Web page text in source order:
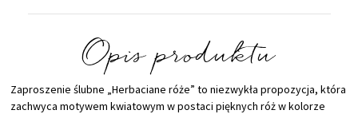
Opis produktu
Zaproszenie ślubne „Herbaciane róże” to niezwykła propozycja, która
zachwyca motywem kwiatowym w postaci pięknych róż w kolorze